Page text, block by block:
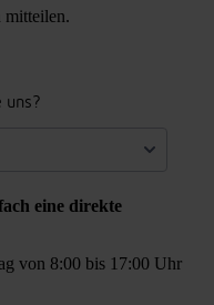
mitteilen.
eine direkte
von 8:00 bis 17:00 Uhr